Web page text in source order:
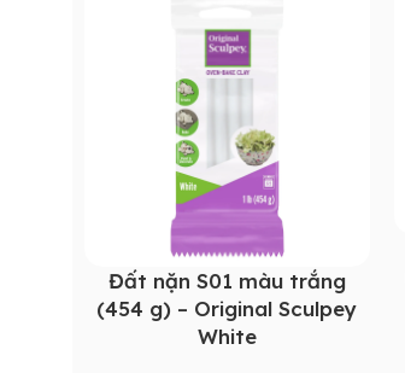
Đất nặn S01 màu trắng
(454 g) – Original Sculpey
White